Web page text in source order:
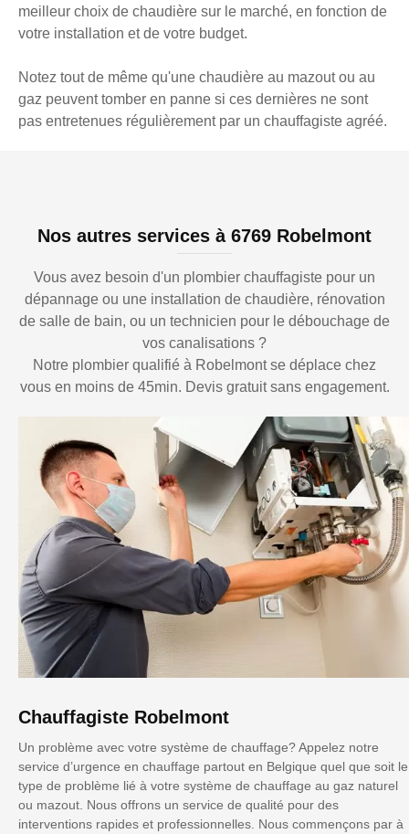
meilleur choix de chaudière sur le marché, en fonction de
votre installation et de votre budget.
Notez tout de même qu'une chaudière au mazout ou au
gaz peuvent tomber en panne si ces dernières ne sont
pas entretenues régulièrement par un chauffagiste agréé.
Nos autres services à 6769 Robelmont
Vous avez besoin d'un plombier chauffagiste pour un
dépannage ou une installation de chaudière, rénovation
de salle de bain, ou un technicien pour le débouchage de
vos canalisations ?
Notre plombier qualifié à Robelmont se déplace chez
vous en moins de 45min. Devis gratuit sans engagement.
Chauffagiste Robelmont
Un problème avec votre système de chauffage? Appelez notre
service d’urgence en chauffage partout en Belgique quel que soit le
type de problème lié à votre système de chauffage au gaz naturel
ou mazout. Nous offrons un service de qualité pour des
interventions rapides et professionnelles. Nous commençons par à